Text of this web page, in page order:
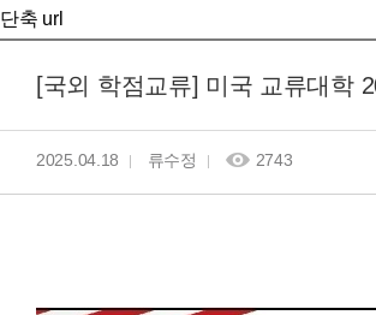
단축 url
[국외 학점교류] 미국 교류대학
2025.04.18 류수정 2743